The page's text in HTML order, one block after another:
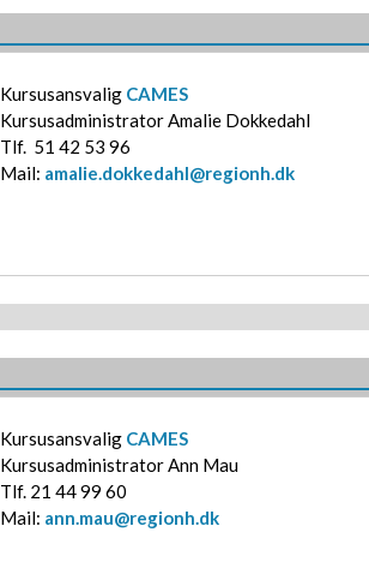
Kursusansvalig CAMES
Kursusadministrator Amalie Dokkedahl
Tlf. 51 42 53 96
Mail: amalie.dokkedahl@regionh.dk
Kursusansvalig CAMES
Kursusadministrator Ann Mau
Tlf. 21 44 99 60
Mail: ann.mau@regionh.dk